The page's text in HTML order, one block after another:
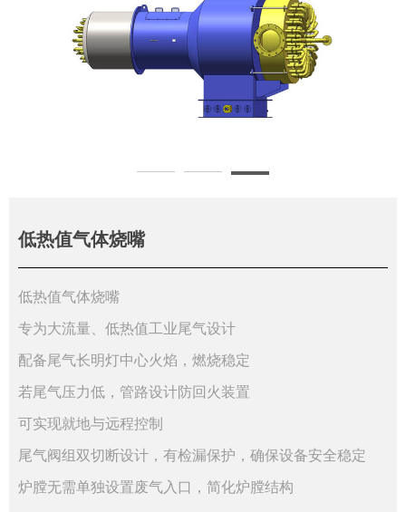
低热值气体烧嘴
低热值气体烧嘴
专为大流量、低热值工业尾气设计
配备尾气长明灯中心火焰，燃烧稳定
若尾气压力低，管路设计防回火装置
可实现就地与远程控制
尾气阀组双切断设计，有检漏保护，确保设备安全稳定
炉膛无需单独设置废气入口，简化炉膛结构